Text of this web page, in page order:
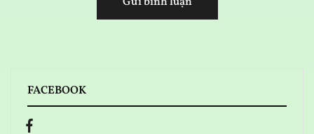
FACEBOOK